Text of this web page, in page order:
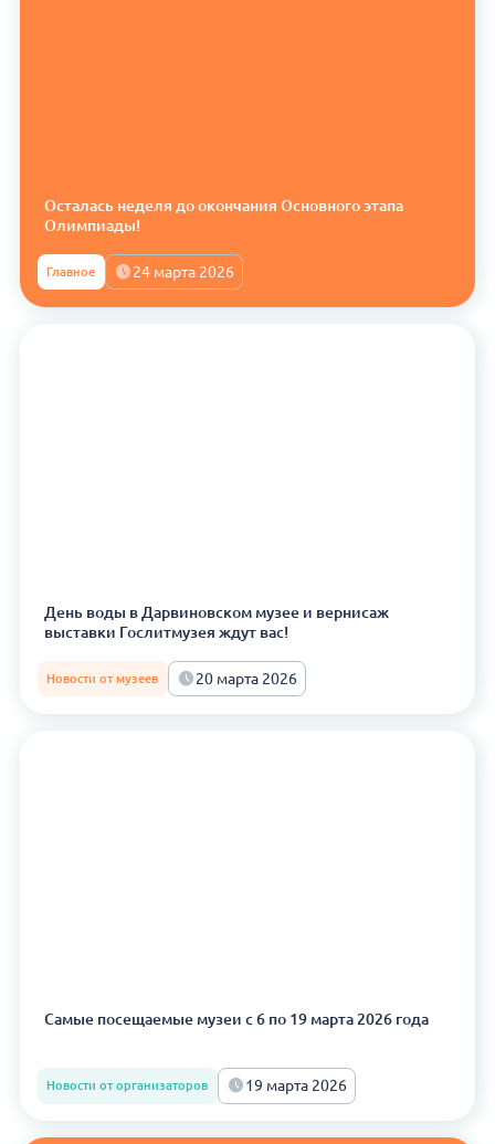
Осталась неделя до окончания Основного этапа
Олимпиады!
Главное 24 марта 2026
День воды в Дарвиновском музее и вернисаж
выставки Гослитмузея ждут вас!
Новости от музеев 20 марта 2026
Самые посещаемые музеи с 6 по 19 марта 2026 года
Новости от организаторов 19 марта 2026